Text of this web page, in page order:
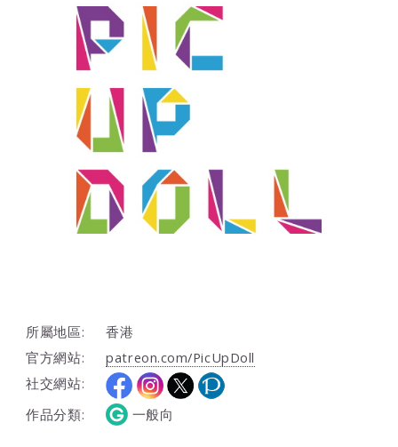
所屬地區:
香港
官方網站:
patreon.com/PicUpDoll
社交網站:
作品分類:
一般向